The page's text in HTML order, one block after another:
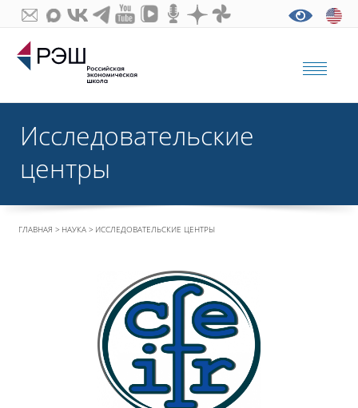
Исследовательские
центры
ГЛАВНАЯ НАУКА ИССЛЕДОВАТЕЛЬСКИЕ ЦЕНТРЫ